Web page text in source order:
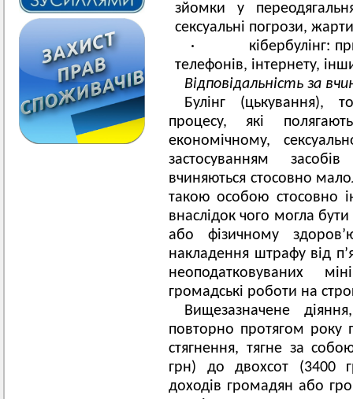
зйомки у
сексуальні погрози, жарти
· кібербулінг:
телефонів, інтернету,
Відповідальність за
Булінг (цькування),
процесу, які
економічному,
застосуванням
вчиняються стосовно
такою особою стосовно
внаслідок чого могла
або фізичному
накладення штрафу від
неоподатковуваних
громадські роботи на
Вищезазначене
повторно протягом року
стягнення, тягне за
грн) до двохсот (3400
доходів громадян або